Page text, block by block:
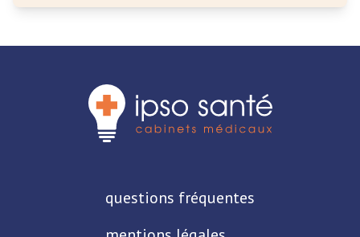
questions fréquentes